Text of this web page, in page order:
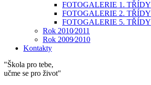
FOTOGALERIE 1. TŘÍDY
FOTOGALERIE 2. TŘÍDY
FOTOGALERIE 5. TŘÍDY
Rok 2010⁄2011
Rok 2009⁄2010
Kontakty
"Škola pro tebe,
učme se pro život"